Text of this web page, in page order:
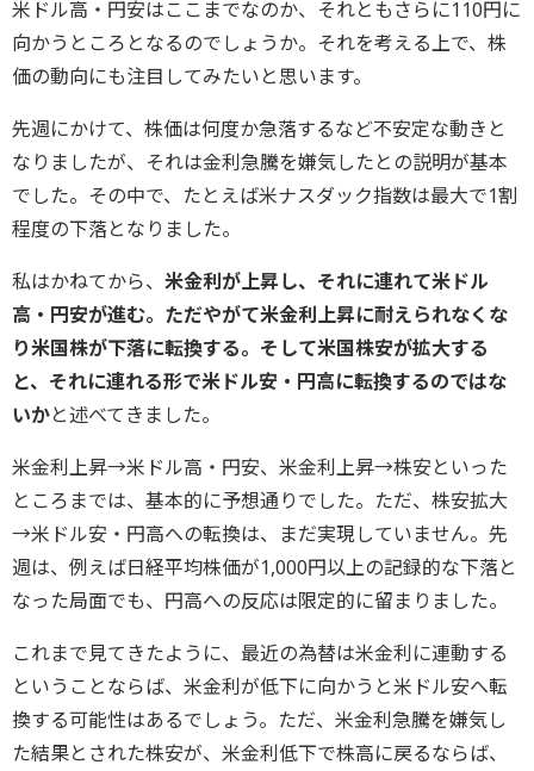
米ドル高・円安はここまでなのか、それともさらに110円に
向かうところとなるのでしょうか。それを考える上で、株
価の動向にも注目してみたいと思います。
先週にかけて、株価は何度か急落するなど不安定な動きと
なりましたが、それは金利急騰を嫌気したとの説明が基本
でした。その中で、たとえば米ナスダック指数は最大で1割
程度の下落となりました。
私はかねてから、 米金利が上昇し、それに連れて米ドル
高・円安が進む。ただやがて米金利上昇に耐えられなくな
り米国株が下落に転換する。そして米国株安が拡大する
と、それに連れる形で米ドル安・円高に転換するのではな
いかと述べてきました。
米金利上昇→米ドル高・円安、米金利上昇→株安といった
ところまでは、基本的に予想通りでした。ただ、株安拡大
→米ドル安・円高への転換は、まだ実現していません。先
週は、例えば日経平均株価が1,000円以上の記録的な下落と
なった局面でも、円高への反応は限定的に留まりました。
これまで見てきたように、最近の為替は米金利に連動する
ということならば、米金利が低下に向かうと米ドル安へ転
換する可能性はあるでしょう。ただ、米金利急騰を嫌気し
た結果とされた株安が、米金利低下で株高に戻るならば、